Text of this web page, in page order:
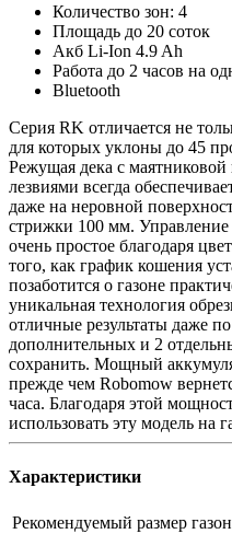
Количество зон: 4
Площадь до 20 соток
Акб Li-Ion 4.9 Ah
Работа до 2 часов на
Bluetooth
Серия RK отличается не
для которых уклоны до 45
Режущая дека с
лезвиями всегда
даже на неровной
стрижки 100 мм.
очень простое благодаря
того, как график кошения
позаботится о газоне
уникальная технология
отличные результаты даже
дополнительных и 2
сохранить. Мощный
прежде чем Robomow
часа. Благодаря этой
использовать эту модель на
Характеристики
Рекомендуемый размер